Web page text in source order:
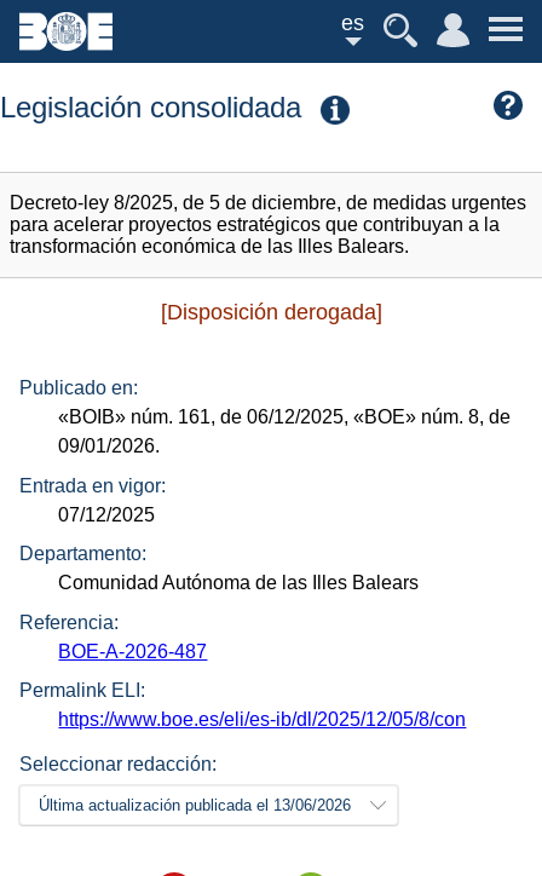
es
Legislación consolidada
Decreto-ley 8/2025, de 5 de diciembre, de medidas urgentes
para acelerar proyectos estratégicos que contribuyan a la
transformación económica de las Illes Balears.
[Disposición derogada]
Publicado en:
«BOIB» núm. 161, de 06/12/2025,«BOE» núm. 8, de
09/01/2026.
Entrada en vigor:
07/12/2025
Departamento:
Comunidad Autónoma de las Illes Balears
Referencia:
BOE-A-2026-487
Permalink ELI:
https://www.boe.es/eli/es-ib/dl/2025/12/05/8/con
Seleccionar redacción:
Última actualización publicada el 13/06/2026